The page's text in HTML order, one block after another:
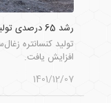
رشد 65 درصدی تولید کنسانتره زغال‌سنگ ایمیدرو
افزایش یافت.
1401/12/07